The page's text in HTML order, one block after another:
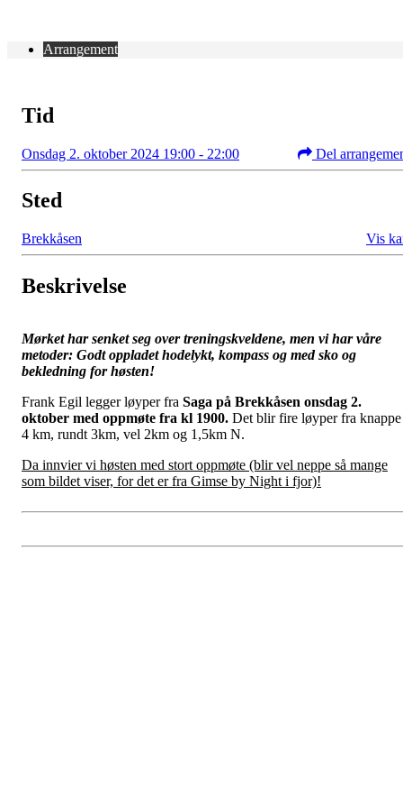
Arrangement
Tid
Onsdag 2. oktober 2024 19:00 - 22:00 Del
Sted
Brekkåsen Vis
Beskrivelse
Mørket har senket seg over treningskveldene, men vi har våre
metoder: Godt oppladet hodelykt, kompass og med sko og
bekledning for høsten!
Frank Egil legger løyper fra Saga på Brekkåsen onsdag 2.
oktober med oppmøte fra kl 1900. Det blir fire løyper fra knappe
4 km, rundt 3km, vel 2km og 1,5km N.
Da innvier vi høsten med stort oppmøte (blir vel neppe så mange
som bildet viser, for det er fra Gimse by Night i fjor)!